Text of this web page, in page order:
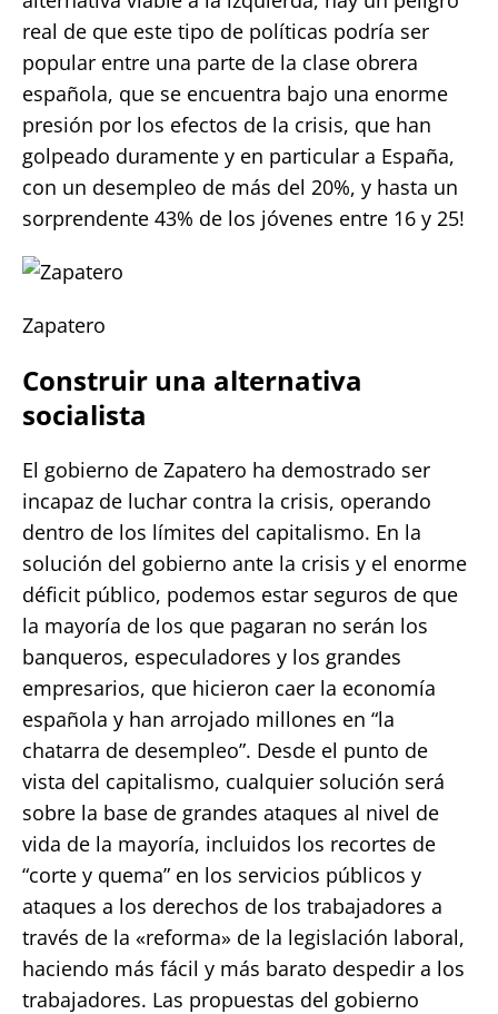
real de que este tipo de políticas podría ser
popular entre una parte de la clase obrera
española, que se encuentra bajo una enorme
presión por los efectos de la crisis, que han
golpeado duramente y en particular a España,
con un desempleo de más del 20%, y hasta un
sorprendente 43% de los jóvenes entre 16 y 25!
Zapatero
Construir una alternativa
socialista
El gobierno de Zapatero ha demostrado ser
incapaz de luchar contra la crisis, operando
dentro de los límites del capitalismo. En la
solución del gobierno ante la crisis y el enorme
déficit público, podemos estar seguros de que
la mayoría de los que pagaran no serán los
banqueros, especuladores y los grandes
empresarios, que hicieron caer la economía
española y han arrojado millones en “la
chatarra de desempleo”. Desde el punto de
vista del capitalismo, cualquier solución será
sobre la base de grandes ataques al nivel de
vida de la mayoría, incluidos los recortes de
“corte y quema” en los servicios públicos y
ataques a los derechos de los trabajadores a
través de la «reforma» de la legislación laboral,
haciendo más fácil y más barato despedir a los
trabajadores. Las propuestas del gobierno